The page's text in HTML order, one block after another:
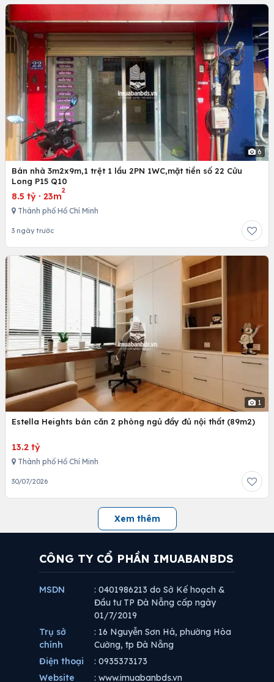
6
Bán nhà 3m2x9m,1 trệt 1 lầu 2PN 1WC,mặt tiền số 22 Cửu
Long P15 Q10
8.5 tỷ · 23m
2
Thành phố Hồ Chí Minh
3 ngày trước
1
Estella Heights bán căn 2 phòng ngủ đầy đủ nội thất (89m2)
13.2 tỷ
Thành phố Hồ Chí Minh
30/07/2026
Xem thêm
CÔNG TY CỔ PHẦN IMUABANBDS
MSDN
: 0401986213 do Sở Kế hoạch &
Đầu tư TP Đà Nẵng cấp ngày
01/7/2019
Trụ sở
chính
: 16 Nguyễn Sơn Hà, phường Hòa
Cường, tp Đà Nẵng
Điện thoại
: 0935373173
Website
: www.imuabanbds.vn